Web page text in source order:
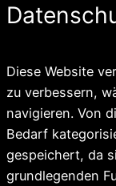
Diese Website
zu verbessern,
navigieren. Von
Bedarf
gespeichert, da
grundlegenden